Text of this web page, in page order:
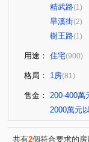
精武路(1)
旱溪街(2)
樹王路(1)
用途： 住宅(900)
格局： 1房(81)
售金： 200-400萬
2000萬元
共有2個符合要求的房